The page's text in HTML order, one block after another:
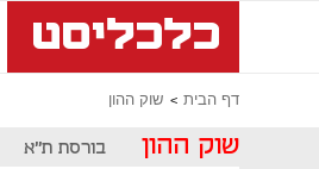
דף הבית שוק ההון
שוק ההון בורסת ת"א